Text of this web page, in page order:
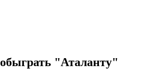
"Аталанту"